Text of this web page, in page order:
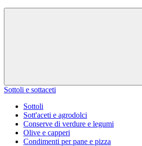
Sottoli e sottaceti
Sottoli
Sott'aceti e agrodolci
Conserve di verdure e legumi
Olive e capperi
Condimenti per pane e pizza